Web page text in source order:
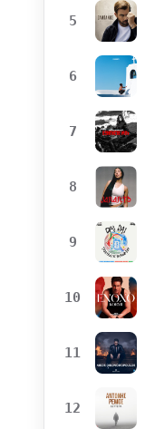
5
6
7
8
9
10
11
12